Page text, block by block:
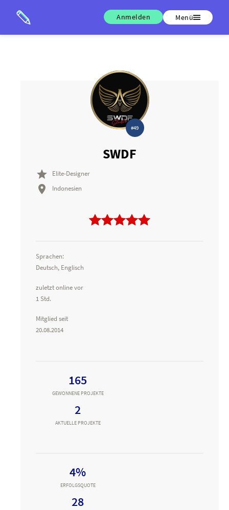
Anmelden Menü
#49
SWDF
 Elite-Designer
 Indonesien
Sprachen:
Deutsch, Englisch
zuletzt online vor
1 Std.
Mitglied seit
20.08.2014
165
GEWONNENE PROJEKTE
2
AKTUELLE PROJEKTE
4%
ERFOLGSQUOTE
28